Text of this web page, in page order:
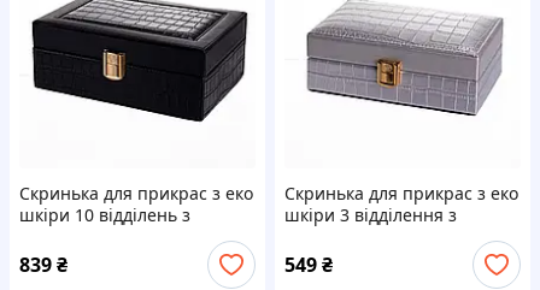
Скринька для прикрас з еко
шкіри 10 відділень з
Чорний HP-5-19B
839₴
Скринька для прикрас з еко
шкіри 3 відділення з
Сірий HP-5-18G
549₴